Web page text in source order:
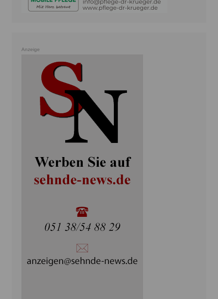
Anzeige